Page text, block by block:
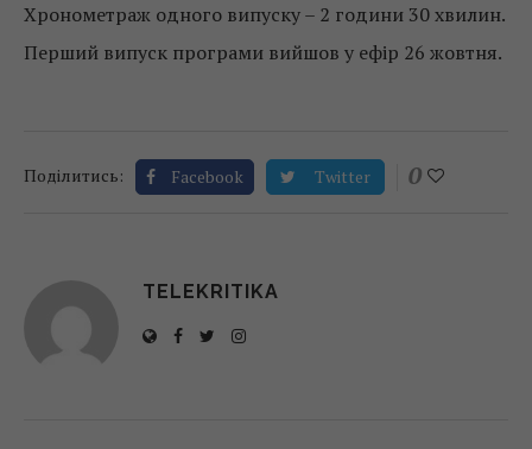
Хронометраж одного випуску – 2 години 30 хвилин.
Перший випуск програми вийшов у ефір 26 жовтня.
Поділитись: Facebook Twitter 0
TELEKRITIKA